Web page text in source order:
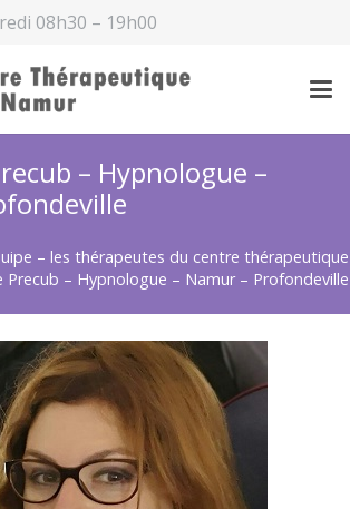
08h30 – 19h00
– Hypnologue –
– les thérapeutes du centre thérapeutique
Precub – Hypnologue – Namur – Profondeville